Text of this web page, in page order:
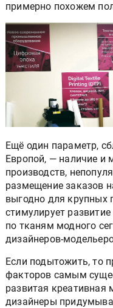
примерно похожем
Ещё один параметр,
Европой, — наличие и
производств,
размещение заказов
выгодно для крупных
стимулирует
по тканям модного
дизайнеров-
Если подытожить, то
факторов самым
развитая креативная
дизайнеры